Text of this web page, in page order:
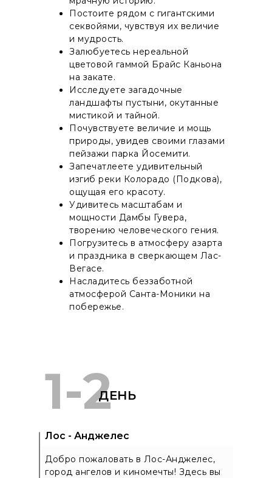
Постоите рядом с гигантскими
секвойями, чувствуя их величие
и мудрость.
Залюбуетесь нереальной
цветовой гаммой Брайс Каньона
на закате.
Исследуете загадочные
ландшафты пустыни, окутанные
мистикой и тайной.
Почувствуете величие и мощь
природы, увидев своими глазами
пейзажи парка Йосемити.
Запечатлеете удивительный
изгиб реки Колорадо (Подкова),
ощущая его красоту.
Удивитесь масштабам и
мощности Дамбы Гувера,
творению человеческого гения.
Погрузитесь в атмосферу азарта
и праздника в сверкающем Лас-
Вегасе.
Насладитесь беззаботной
атмосферой Санта-Моники на
побережье.
ДЕНЬ
Добро пожаловать в Лос-Анджелес,
город ангелов и киномечты! Здесь вы
1-2
Лос - Анджелес